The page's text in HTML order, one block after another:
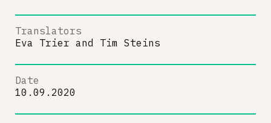
Translators
Eva Trier and Tim Steins
Date
10.09.2020